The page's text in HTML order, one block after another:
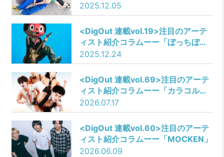
2025.12.05
​<DigOut 連載vol.19>注目のアーテ
ィスト紹介コラムーー「ぼっちぼろ
まる」
2025.12.24
​<DigOut 連載vol.69>注目のアーテ
ィスト紹介コラムーー「カラコルム
の山々」
2026.07.17
<DigOut 連載vol.60>注目のアーテ
ィスト紹介コラムーー「MOCKEN」
2026.06.09